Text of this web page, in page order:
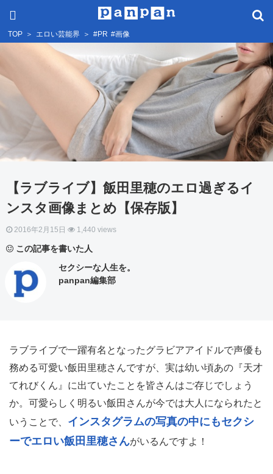
TOP ＞ エロい芸能界 ＞ #PR #画像
【ラブライブ】飯田里穂のエロ過ぎるイ
ンスタ画像まとめ【保存版】
2016年2月15日 1,440 views
この記事を書いた人
セクシーな人生を。
panpan編集部
ラブライブで一躍有名となったグラビアアイドルで声優も
務める可愛い飯田里穂さんですが、実は幼い頃あの『天才
てれびくん』に出ていたことを皆さんはご存じでしょう
か。可愛らしく明るい飯田さんが今では大人になられたと
いうことで、 インスタグラムの写真の中にもセクシ
ーでエロい飯田里穂さんがいるんですよ！